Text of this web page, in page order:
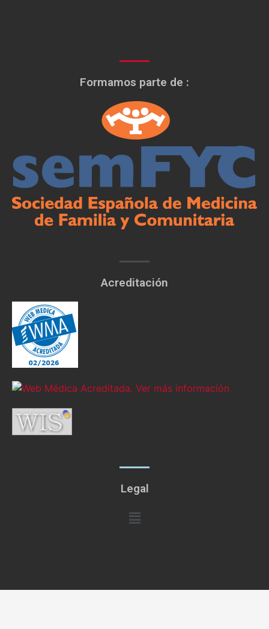
Formamos parte de :
Acreditación
Legal
Menú